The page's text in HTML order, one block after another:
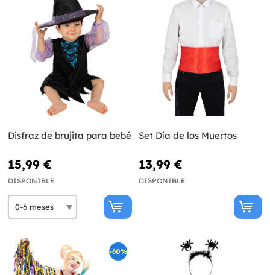
Disfraz de brujita para bebé
15,99 €
DISPONIBLE
Set Día de los Muertos
13,99 €
DISPONIBLE
-60%